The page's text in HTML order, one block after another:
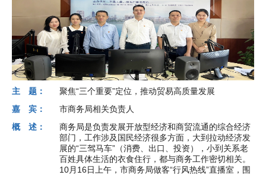
主 题：
聚焦“三个重要”定位，推动贸易高质量发展
嘉 宾：
市商务局相关负责人
概 述：
商务局是负责发展开放型经济和商贸流通的综合经济
部门，工作涉及国民经济很多方面，大到拉动经济发
展的“三驾马车”（消费、出口、投资），小到关系老
百姓具体生活的衣食住行，都与商务工作密切相关。
10月16日上午，市商务局做客“行风热线”直播室，围